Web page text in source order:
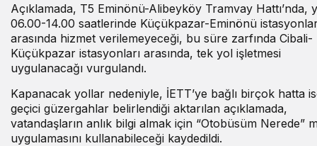
Açıklamada, T5 Eminönü-Alibeyköy Tramvay Hattı’nda,
06.00-14.00 saatlerinde Küçükpazar-Eminönü
arasında hizmet verilemeyeceği, bu süre zarfında Cibali-
Küçükpazar istasyonları arasında, tek yol işletmesi
uygulanacağı vurgulandı.
Kapanacak yollar nedeniyle, İETT’ye bağlı birçok hatta
geçici güzergahlar belirlendiği aktarılan açıklamada,
vatandaşların anlık bilgi almak için “Otobüsüm Nerede”
uygulamasını kullanabileceği kaydedildi.